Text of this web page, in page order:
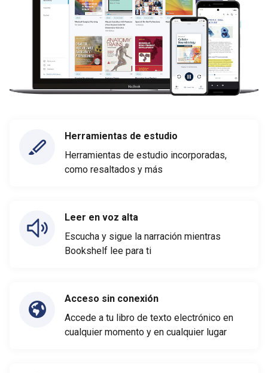
Herramientas de estudio
Herramientas de estudio incorporadas,
como resaltados y más
Leer en voz alta
Escucha y sigue la narración mientras
Bookshelf lee para ti
Acceso sin conexión
Accede a tu libro de texto electrónico en
cualquier momento y en cualquier lugar